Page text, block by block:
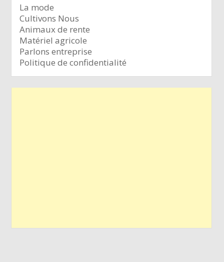
La mode
Cultivons Nous
Animaux de rente
Matériel agricole
Parlons entreprise
Politique de confidentialité